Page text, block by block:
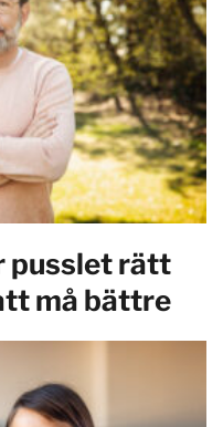
pusslet rätt
må bättre